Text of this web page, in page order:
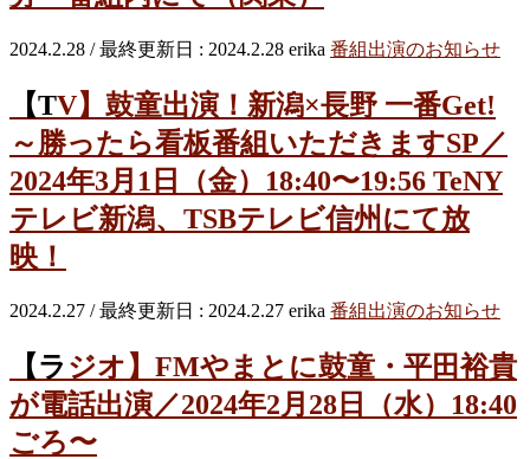
2024.2.28 / 最終更新日 : 2024.2.28 erika 番組出演のお知らせ
【TV】鼓童出演！新潟×長野 一番Get!
～勝ったら看板番組いただきますSP／
2024年3月1日（金）18:40〜19:56 TeNY
テレビ新潟、TSBテレビ信州にて放
映！
2024.2.27 / 最終更新日 : 2024.2.27 erika 番組出演のお知らせ
【ラジオ】FMやまとに鼓童・平田裕貴
が電話出演／2024年2月28日（水）18:40
ごろ〜